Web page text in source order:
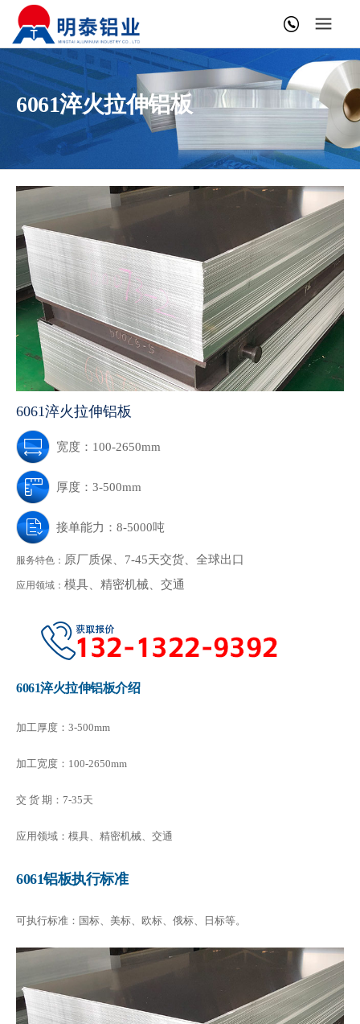
6061淬火拉伸铝板
6061淬火拉伸铝板
宽度：100-2650mm
厚度：3-500mm
接单能力：8-5000吨
服务特色： 原厂质保、7-45天交货、全球出口
应用领域： 模具、精密机械、交通
6061淬火拉伸铝板介绍
加工厚度：3-500mm
加工宽度：100-2650mm
交 货 期：7-35天
应用领域：模具、精密机械、交通
6061铝板执行标准
可执行标准：国标、美标、欧标、俄标、日标等。